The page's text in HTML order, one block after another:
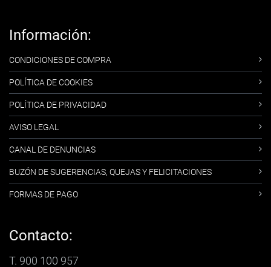
Información:
CONDICIONES DE COMPRA
POLÍTICA DE COOKIES
POLÍTICA DE PRIVACIDAD
AVISO LEGAL
CANAL DE DENUNCIAS
BUZÓN DE SUGERENCIAS, QUEJAS Y FELICITACIONES
FORMAS DE PAGO
Contacto:
T. 900 100 957